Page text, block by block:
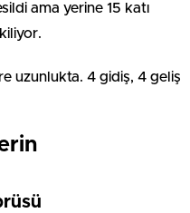
ama yerine 15 katı
uzunlukta. 4 gidiş, 4 geliş